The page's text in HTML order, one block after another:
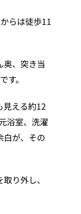
らは徒歩11
奥、突き当
す。
見える約12
浴室、洗濯
白が、その
り外し、